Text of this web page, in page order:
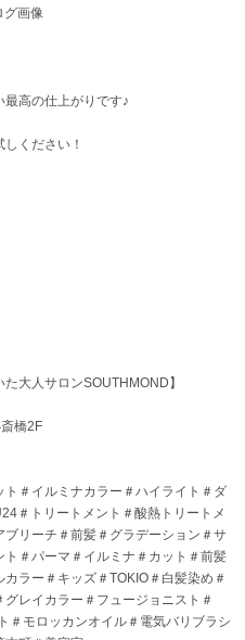
高の仕上がりです♪
ください！
大人サロンSOUTHMOND】
橋2F
＃イルミナカラー＃ハイライト＃ダ
＃トリートメント＃酸熱トリートメ
リーチ＃前髪＃グラデーション＃サ
＃パーマ＃イルミナ＃カット＃前髪
ラー＃キッズ＃TOKIO＃白髪染め＃
レイカラー＃フュージョニスト＃
＃モロッカンオイル＃電気バリブラシ